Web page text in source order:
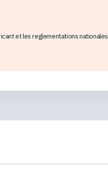
et les reglementations